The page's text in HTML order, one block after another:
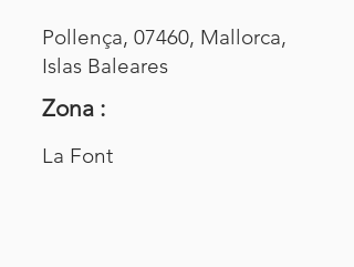
Pollença, 07460, Mallorca,
Islas Baleares
Zona :
La Font